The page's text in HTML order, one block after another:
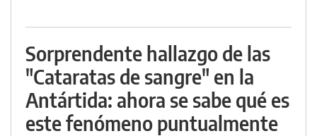
Sorprendente hallazgo de las
"Cataratas de sangre" en la
Antártida: ahora se sabe qué es
este fenómeno puntualmente